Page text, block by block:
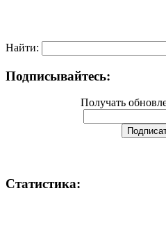
Найти:
Подписывайтесь:
Получать
Статистика: